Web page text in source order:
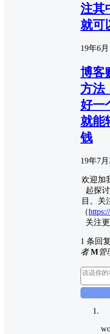
注其
就可
19年6月
博客
方法
好一
就能
钱
19年7月
欢迎加
起探
目。关
（
关注
1 条回复
者 M管